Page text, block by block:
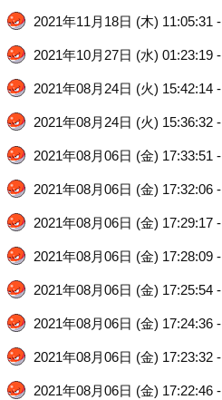
2021年11月18日 (木) 11:05:31 -
2021年10月27日 (水) 01:23:19 -
2021年08月24日 (火) 15:42:14 -
2021年08月24日 (火) 15:36:32 -
2021年08月06日 (金) 17:33:51 -
2021年08月06日 (金) 17:32:06 -
2021年08月06日 (金) 17:29:17 -
2021年08月06日 (金) 17:28:09 -
2021年08月06日 (金) 17:25:54 -
2021年08月06日 (金) 17:24:36 -
2021年08月06日 (金) 17:23:32 -
2021年08月06日 (金) 17:22:46 -